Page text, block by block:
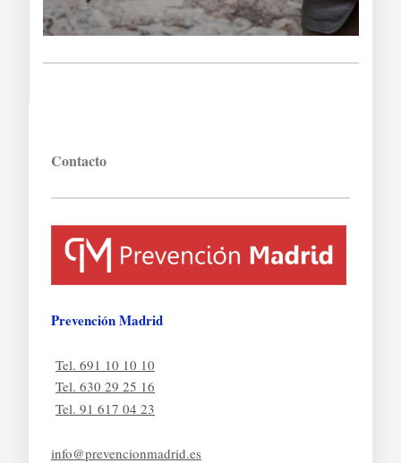
Contacto
Prevención Madrid
Tel. 691 10 10 10
Tel. 630 29 25 16
Tel. 91 617 04 23
info@prevencionmadrid.es